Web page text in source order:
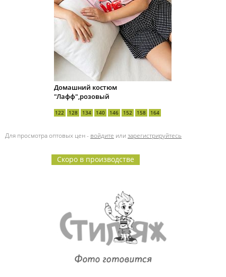
Домашний костюм
"Лафф",розовый
122 128 134 140 146 152 158 164
Для просмотра оптовых цен - войдите или зарегистрируйтесь
Скоро в производстве